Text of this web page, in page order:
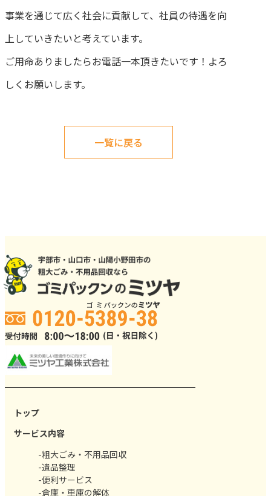
事業を通じて広く社会に貢献して、社員の待遇を向
上していきたいと考えています。
ご用命ありましたらお電話一本頂きたいです！よろ
しくお願いします。
一覧に戻る
トップ
サービス内容
-粗大ごみ・不用品回収
-遺品整理
-便利サービス
-倉庫・車庫の解体